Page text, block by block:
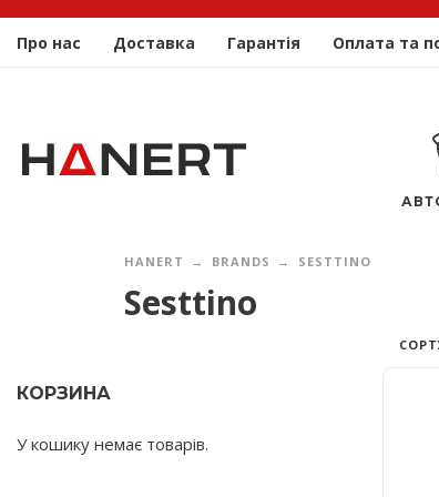
Про нас Доставка Гарантія Оплата та
HANERT BRANDS SESTTINO
Sesttino
КОРЗИНА
У кошику немає товарів.